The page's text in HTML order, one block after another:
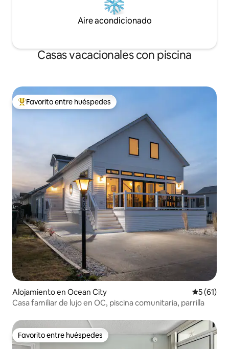
Aire acondicionado
Casas vacacionales con piscina
Favorito entre huéspedes preferido
Favorito entre huéspedes
Alojamiento en Ocean City
5 (61)
Casa familiar de lujo en OC, piscina comunitaria, parrilla
Favorito entre huéspedes
Favorito entre huéspedes